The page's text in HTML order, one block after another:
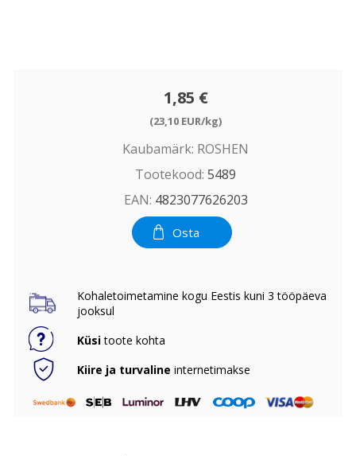
1,85 €
(23,10 EUR/kg)
Kaubamärk: ROSHEN
Tootekood: 5489
EAN: 4823077626203
Osta
Kohaletoimetamine kogu Eestis kuni 3 tööpäeva
jooksul
Küsitoote kohta
Kiire ja turvaline internetimakse